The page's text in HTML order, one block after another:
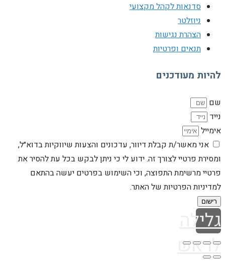
סדנאות לקהל מקצועי
ניוזלטר
הצהרת נגישות
תנאים ופרטיות
להיות מעודכנים
שם
נייד
אימייל
אני מאשר/ת קבלת דיוור, עדכונים והצעות שיווקיות בדוא״ל,
ומסירת פרטיי לצורך זה. ידוע לי כי ניתן לבקש בכל עת להסיר את
פרטיי מרשימת התפוצה, וכי השימוש בפרטים יעשה בהתאם
למדיניות הפרטיות של האתר.
רישום
גלילה
לראש